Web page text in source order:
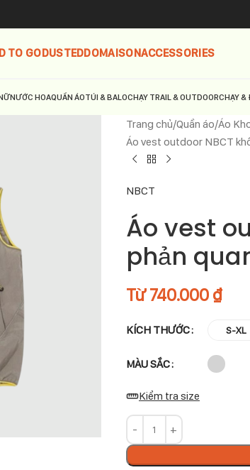
TO GODUSTEDDOMAISONACCESSORIES
NƯỚC HOAQUẦN ÁOTÚI & BALOCHẠY TRAIL & OUTDOORCHẠY &
Trang chủ Quần áo Áo
Áo vest outdoor NBCT
NBCT
Áo vest
phản
Từ740.000 ₫
KÍCH THƯỚC S-XL
MÀU SẮC
Kiểm tra size